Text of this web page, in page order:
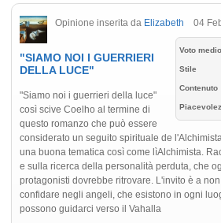
Opinione inserita da Elizabeth 04
Voto medio
Stile
Contenuto
"SIAMO NOI I GUERRIERI
DELLA LUCE"
"Siamo noi i guerrieri della luce"
così scive Coelho al termine di
questo romanzo che può essere
considerato un seguito spirituale de
una buona tematica così come lìAlchimista.
e sulla ricerca della personalità perduta, che
protagonisti dovrebbe ritrovare. L'invito è a
confidare negli angeli, che esistono in ogni
possono guidarci verso il Vahalla